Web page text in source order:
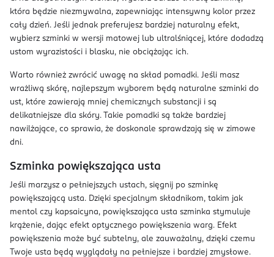
która będzie niezmywalna, zapewniając intensywny kolor przez
cały dzień. Jeśli jednak preferujesz bardziej naturalny efekt,
wybierz szminki w wersji matowej lub ultralśniącej, które dodadzą
ustom wyrazistości i blasku, nie obciążając ich.
Warto również zwrócić uwagę na skład pomadki. Jeśli masz
wrażliwą skórę, najlepszym wyborem będą naturalne szminki do
ust, które zawierają mniej chemicznych substancji i są
delikatniejsze dla skóry. Takie pomadki są także bardziej
nawilżające, co sprawia, że doskonale sprawdzają się w zimowe
dni.
Szminka powiększająca usta
Jeśli marzysz o pełniejszych ustach, sięgnij po szminkę
powiększającą usta. Dzięki specjalnym składnikom, takim jak
mentol czy kapsaicyna, powiększająca usta szminka stymuluje
krążenie, dając efekt optycznego powiększenia warg. Efekt
powiększenia może być subtelny, ale zauważalny, dzięki czemu
Twoje usta będą wyglądały na pełniejsze i bardziej zmysłowe.